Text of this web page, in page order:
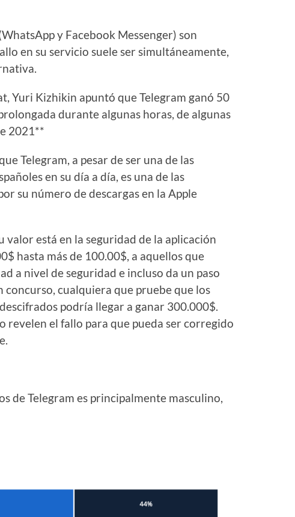
y Facebook Messenger) son
en su servicio suele ser simultáneamente,
Yuri Kizhikin apuntó que Telegram ganó 50
durante algunas horas, de algunas
2021**
Telegram, a pesar de ser una de las
en su día a día, es una de las
su número de descargas en la Apple
valor está en la seguridad de la aplicación
hasta más de 100.00$, a aquellos que
a nivel de seguridad e incluso da un paso
concurso, cualquiera que pruebe que los
podría llegar a ganar 300.000$.
revelen el fallo para que pueda ser corregido
de Telegram es principalmente masculino,